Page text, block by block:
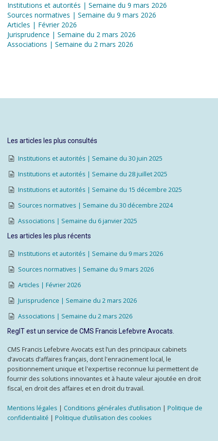
Institutions et autorités | Semaine du 9 mars 2026
Sources normatives | Semaine du 9 mars 2026
Articles | Février 2026
Jurisprudence | Semaine du 2 mars 2026
Associations | Semaine du 2 mars 2026
Les articles les plus consultés
Institutions et autorités | Semaine du 30 juin 2025
Institutions et autorités | Semaine du 28 juillet 2025
Institutions et autorités | Semaine du 15 décembre 2025
Sources normatives | Semaine du 30 décembre 2024
Associations | Semaine du 6 janvier 2025
Les articles les plus récents
Institutions et autorités | Semaine du 9 mars 2026
Sources normatives | Semaine du 9 mars 2026
Articles | Février 2026
Jurisprudence | Semaine du 2 mars 2026
Associations | Semaine du 2 mars 2026
RegIT est un service de CMS Francis Lefebvre Avocats.
CMS Francis Lefebvre Avocats est l’un des principaux cabinets
d’avocats d’affaires français, dont l'enracinement local, le
positionnement unique et l'expertise reconnue lui permettent de
fournir des solutions innovantes et à haute valeur ajoutée en droit
fiscal, en droit des affaires et en droit du travail.
Mentions légales | Conditions générales d’utilisation | Politique de
confidentialité | Politique d’utilisation des cookies